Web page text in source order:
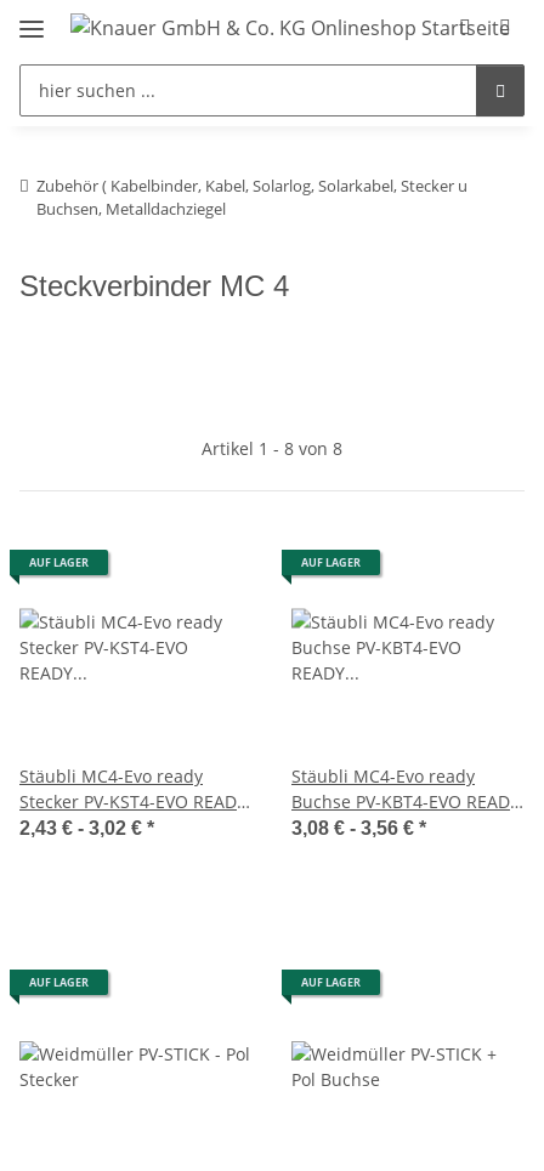
Zubehör ( Kabelbinder, Kabel, Solarlog, Solarkabel, Stecker u
Buchsen, Metalldachziegel
Steckverbinder MC 4
Artikel 1 - 8 von 8
AUF LAGER
Stäubli MC4-Evo ready
Stecker PV-KST4-EVO READY
für Leitungsdurchmesser
2,43 € - 3,02 € *
AUF LAGER
Stäubli MC4-Evo ready
Buchse PV-KBT4-EVO READY
für Leitungsdurchmesser
3,08 € - 3,56 € *
AUF LAGER AUF LAGER